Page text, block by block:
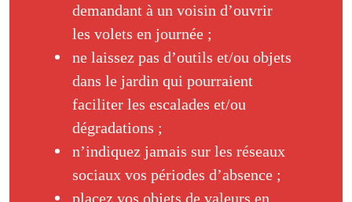
demandant à un voisin d’ouvrir
les volets en journée ;
ne laissez pas d’outils et/ou objets
dans le jardin qui pourraient
faciliter les escalades et/ou
dégradations ;
n’indiquez jamais sur les réseaux
sociaux vos périodes d’absence ;
placez vos objets de valeurs en